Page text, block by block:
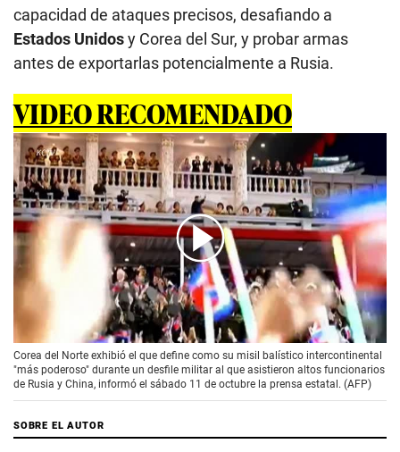
capacidad de ataques precisos, desafiando a
Estados Unidosy Corea del Sur, y probar armas
antes de exportarlas potencialmente a Rusia.
VIDEO RECOMENDADO
00:00/01:33
Corea del Norte exhibió el que define como su misil balístico intercontinental
"más poderoso" durante un desfile militar al que asistieron altos funcionarios
de Rusia y China, informó el sábado 11 de octubre la prensa estatal. (AFP)
SOBRE EL AUTOR